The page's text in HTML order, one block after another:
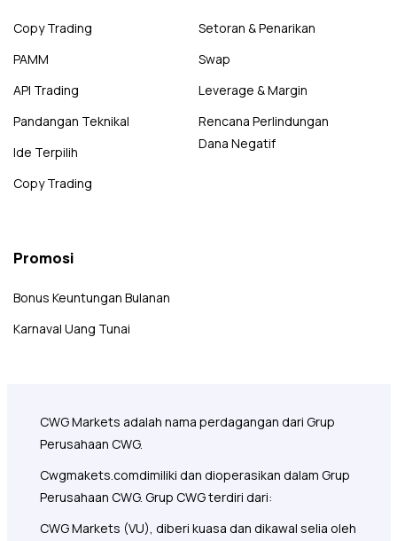
Copy Trading
PAMM
API Trading
Pandangan Teknikal
Ide Terpilih
Copy Trading
Setoran & Penarikan
Swap
Leverage & Margin
Rencana Perlindungan
Dana Negatif
Promosi
Bonus Keuntungan Bulanan
Karnaval Uang Tunai
CWG Markets adalah nama perdagangan dari Grup
Perusahaan CWG.
Cwgmakets.comdimiliki dan dioperasikan dalam Grup
Perusahaan CWG. Grup CWG terdiri dari:
CWG Markets (VU), diberi kuasa dan dikawal selia oleh